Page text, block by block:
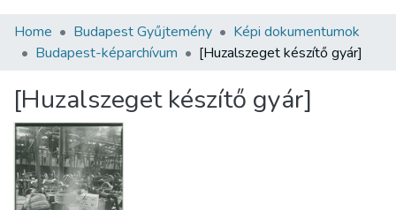
Communities & Collections
Statistics
About us
Home Budapest Gyűjtemény
Képi dokumentumok
Budapest-képarchívum
[Huzalszeget készítő gyár]
[Huzalszeget készítő gyár]